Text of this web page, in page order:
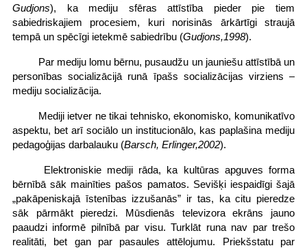
Gudjons), ka mediju sfēras attīstība pieder pie tiem
sabiedriskajiem procesiem, kuri norisinās ārkārtīgi straujā
tempā un spēcīgi ietekmē sabiedrību (Gudjons,1998).
Par mediju lomu bērnu, pusaudžu un jauniešu attīstībā un
personības socializācijā runā īpašs socializācijas virziens –
mediju socializācija.
Mediji ietver ne tikai tehnisko, ekonomisko, komunikatīvo
aspektu, bet arī sociālo un institucionālo, kas paplašina mediju
pedagoģijas darbalauku (Barsch, Erlinger,2002).
Elektroniskie mediji rāda, ka kultūras apguves forma
bērnībā sāk mainīties pašos pamatos. Sevišķi iespaidīgi šajā
„pakāpeniskajā īstenības izzušanās” ir tas, ka citu pieredze
sāk pārmākt pieredzi. Mūsdienās televizora ekrāns jauno
paaudzi informē pilnībā par visu. Turklāt runa nav par trešo
realitāti, bet gan par pasaules attēlojumu. Priekšstatu par